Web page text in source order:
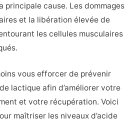
principale cause. Les dommages
et la libération élevée de
les cellules musculaires
vous efforcer de prévenir
lactique afin d’améliorer votre
et votre récupération. Voici
maîtriser les niveaux d’acide